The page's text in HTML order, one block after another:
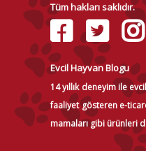
Tüm hakları saklıdır.
Evcil Hayvan Blogu
14 yıllık deneyim ile
faaliyet gösteren e-
mamaları gibi ürünleri